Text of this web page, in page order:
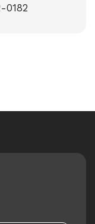
0182